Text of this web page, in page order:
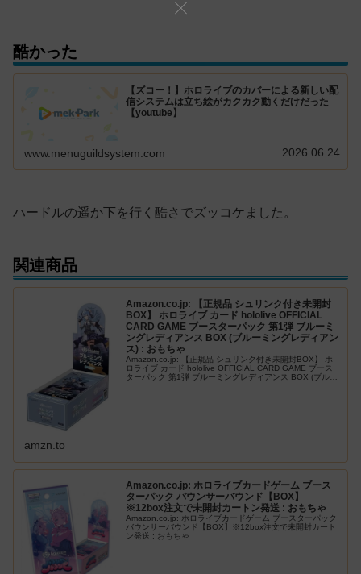
酷かった
【ズコー！】ホロライブのカバーによる新しい配
信システムは立ち絵がカクカク動くだけだった
【youtube】
www.menuguildsystem.com 2026.06.24
ハードルの遥か下を行く酷さでズッコケました。
関連商品
Amazon.co.jp: 【正規品 シュリンク付き未開封
BOX】 ホロライブ カード hololive OFFICIAL
CARD GAME ブースターパック 第1弾 ブルーミ
ングレディアンス BOX (ブルーミングレディアン
ス) : おもちゃ
Amazon.co.jp: 【正規品 シュリンク付き未開封BOX】 ホ
ロライブ カード hololive OFFICIAL CARD GAME ブース
ターパック 第1弾 ブルーミングレディアンス BOX (ブルー
amzn.to
Amazon.co.jp: ホロライブカードゲーム ブース
ターパック バウンサーバウンド【BOX】
※12box注文で未開封カートン発送 : おもちゃ
Amazon.co.jp: ホロライブカードゲーム ブースターパック
バウンサーバウンド【BOX】※12box注文で未開封カート
ン発送 : おもちゃ